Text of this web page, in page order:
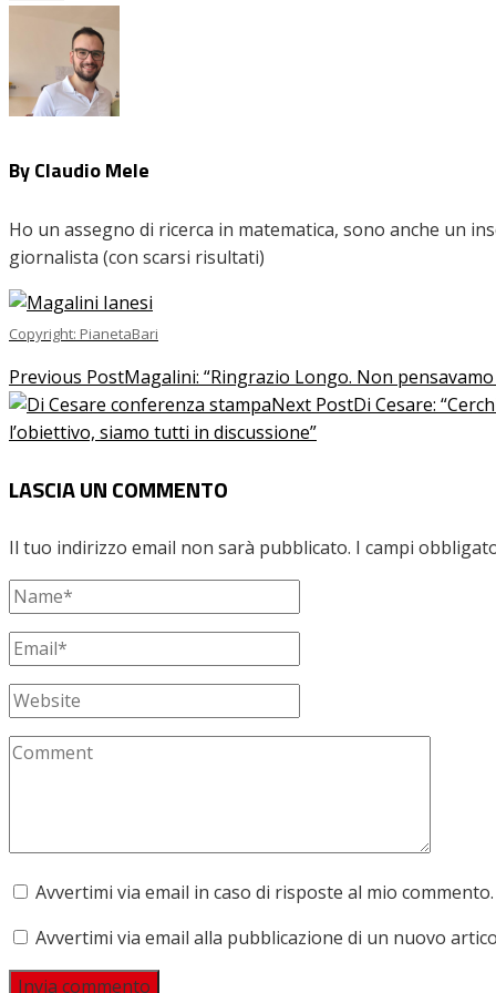
By Claudio Mele
Ho un assegno di ricerca in matematica, sono anche un
giornalista (con scarsi risultati)
Copyright: PianetaBari
Previous PostMagalini: “Ringrazio Longo. Non
Next PostDi Cesare:
l’obiettivo, siamo tutti in discussione”
LASCIA UN COMMENTO
Il tuo indirizzo email non sarà pubblicato. I campi
Avvertimi via email in caso di risposte al mio commento.
Avvertimi via email alla pubblicazione di un nuovo